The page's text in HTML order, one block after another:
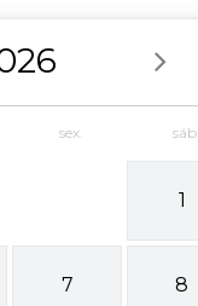
sex. sáb.
1
7 8